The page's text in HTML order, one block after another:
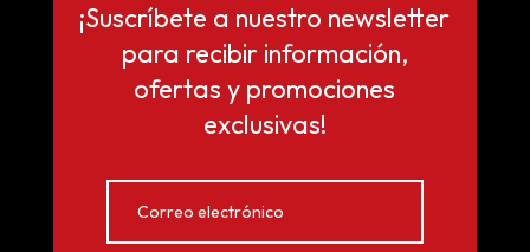
¡Suscríbete a nuestro newsletter
para recibir información,
ofertas y promociones
exclusivas!